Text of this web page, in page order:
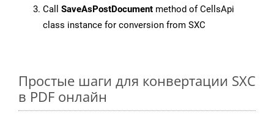
Call SaveAsPostDocument method of CellsApi
class instance for conversion from SXC
Простые шаги для конвертации SXC
в PDF онлайн